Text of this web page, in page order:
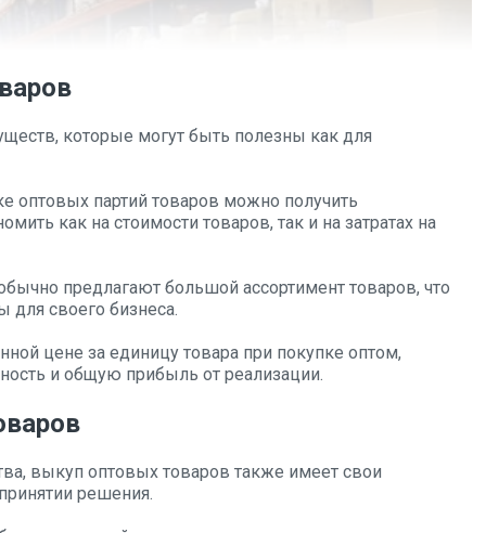
которые могут быть полезны как для
оптовых партий товаров можно получить
как на стоимости товаров, так и на затратах на
предлагают большой ассортимент товаров, что
для своего бизнеса.
цене за единицу товара при покупке оптом,
и общую прибыль от реализации.
выкуп оптовых товаров также имеет свои
решения.